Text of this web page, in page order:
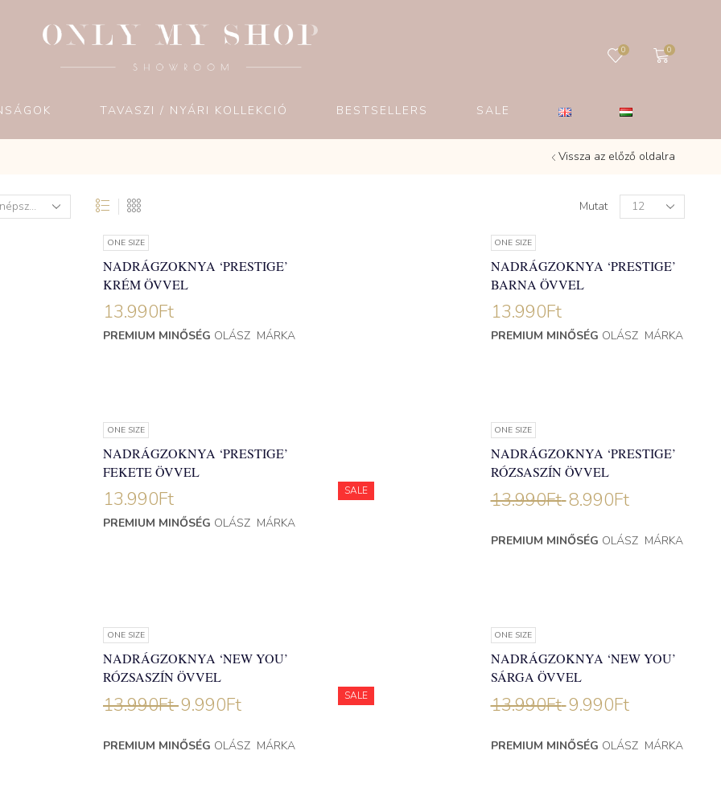
0 0
TAVASZI / NYÁRI KOLLEKCIÓ BESTSELLERS SALE
Vissza az előző oldalra
Mutat
ONE SIZE
NADRÁGZOKNYA ‘PRESTIGE’
KRÉM ÖVVEL
13.990Ft
PREMIUM MINŐSÉG OLÁSZ MÁRKA
ONE SIZE
NADRÁGZOKNYA ‘PRESTIGE’
BARNA ÖVVEL
13.990Ft
PREMIUM MINŐSÉG OLÁSZ MÁRKA
ONE SIZE
NADRÁGZOKNYA ‘PRESTIGE’
FEKETE ÖVVEL
13.990Ft
PREMIUM MINŐSÉG OLÁSZ MÁRKA
SALE
ONE SIZE
NADRÁGZOKNYA ‘PRESTIGE’
RÓZSASZÍN ÖVVEL
13.990Ft 8.990Ft
PREMIUM MINŐSÉG OLÁSZ MÁRKA
ONE SIZE
NADRÁGZOKNYA ‘NEW YOU’
RÓZSASZÍN ÖVVEL
13.990Ft 9.990Ft
PREMIUM MINŐSÉG OLÁSZ MÁRKA
SALE
ONE SIZE
NADRÁGZOKNYA ‘NEW YOU’
SÁRGA ÖVVEL
13.990Ft 9.990Ft
PREMIUM MINŐSÉG OLÁSZ MÁRKA